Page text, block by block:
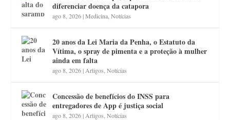
diferenciar doença da catapora
ago 8, 2026|Medicina ,Notícias
20 anos da Lei Maria da Penha, o Estatuto da
Vítima, o spray de pimenta e a proteção à mulher
ainda em falta
ago 8, 2026| Artigos ,Notícias
Concessão de benefícios do INSS para
entregadores de App é justiça social
ago 8, 2026| Artigos ,Notícias